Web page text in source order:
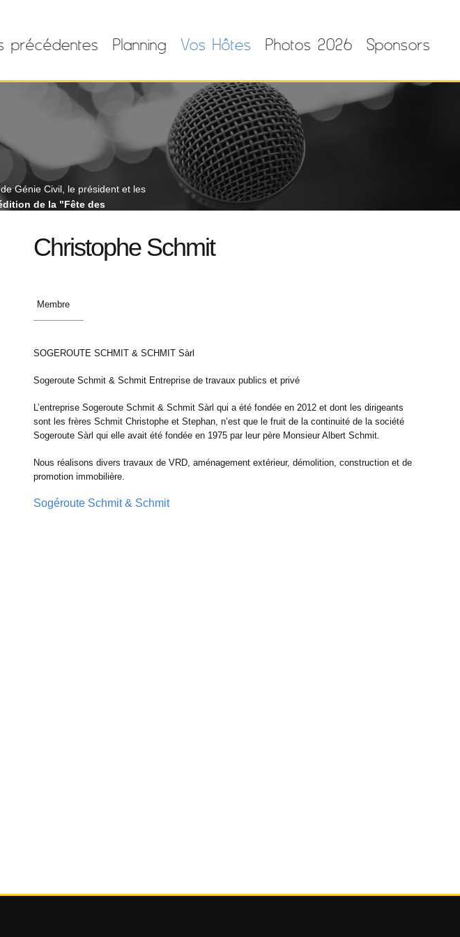
précédentes Planning Vos Hôtes Photos 2026 Sponsors
Génie Civil, le président et les
de la "Fête des
Christophe Schmit
Membre
SOGEROUTE SCHMIT & SCHMIT Sàrl
Sogeroute Schmit & Schmit Entreprise de travaux publics et privé
L’entreprise Sogeroute Schmit & Schmit Sàrl qui a été fondée en 2012 et dont les dirigeants
sont les frères Schmit Christophe et Stephan, n’est que le fruit de la continuité de la société
Sogeroute Sàrl qui elle avait été fondée en 1975 par leur père Monsieur Albert Schmit.
Nous réalisons divers travaux de VRD, aménagement extérieur, démolition, construction et de
promotion immobilière.
Sogéroute Schmit & Schmit